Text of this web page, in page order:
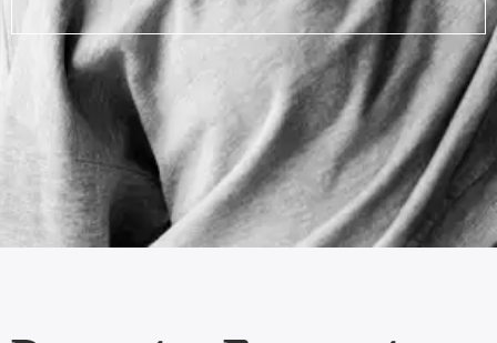
de trabajo con gran experiencia en todos los
sectores.